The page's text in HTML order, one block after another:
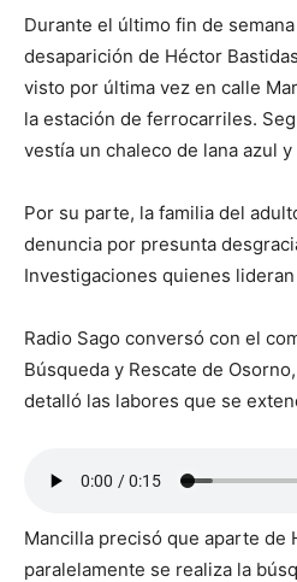
Durante el último fin de
desaparición de Héctor
visto por última vez en calle
la estación de ferrocarriles.
vestía un chaleco de lana azul
Por su parte, la familia del
denuncia por presunta
Investigaciones quienes
Radio Sago conversó con el
Búsqueda y Rescate de
detalló las labores que se
Mancilla precisó que aparte de
paralelamente se realiza la